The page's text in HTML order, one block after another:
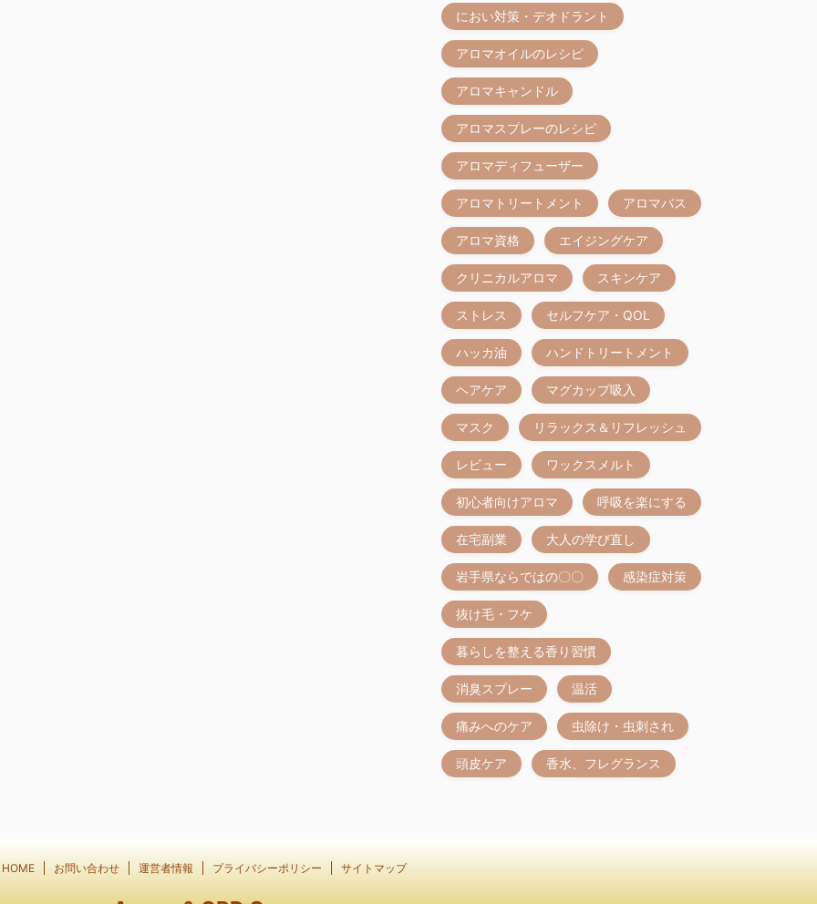
におい対策・デオドラント
アロマオイルのレシピ
アロマキャンドル
アロマスプレーのレシピ
アロマディフューザー
アロマトリートメント アロマバス
アロマ資格 エイジングケア
クリニカルアロマ スキンケア
ストレス セルフケア・QOL
ハッカ油 ハンドトリートメント
ヘアケア マグカップ吸入
マスク リラックス＆リフレッシュ
レビュー ワックスメルト
初心者向けアロマ 呼吸を楽にする
在宅副業 大人の学び直し
岩手県ならではの〇〇 感染症対策
抜け毛・フケ
暮らしを整える香り習慣
消臭スプレー 温活
痛みへのケア 虫除け・虫刺され
頭皮ケア 香水、フレグランス
HOME お問い合わせ 運営者情報 プライバシーポリシー サイトマップ